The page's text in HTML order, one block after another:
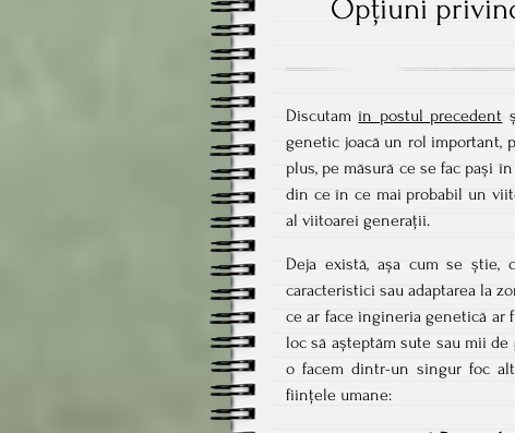
Opţiuni
Discutamîn postul precedent
genetic joacă un rol important,
plus, pe măsură ce se fac pași
din ce în ce mai probabil un
al viitoarei generații.
Deja există, așa cum se știe,
caracteristici sau adaptarea la
ce ar face ingineria genetică ar
loc să așteptăm sute sau mii
o facem dintr-un singur foc
ființele umane: